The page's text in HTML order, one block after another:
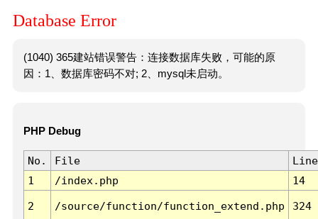
Database Error
(1040) 365建站错误警告：连接数据库失败，可能的原
因：1、数据库密码不对; 2、mysql未启动。
PHP Debug
No. File
Line
1
/index.php 14
2 /source/function/function_extend.php 324